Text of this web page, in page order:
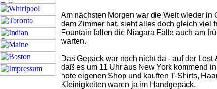
Am nächsten Morgen war die Welt wieder in
dem Zimmer hat, sieht alles doch gleich viel
Fountain fallen die Niagara Fälle auch am
warten.
Das Gepäck war noch nicht da - auf der
daß es um 11 Uhr aus New York kommend
hoteleigenen Shop und kauften T-Shirts,
Kleinigkeiten waren ja im Handgepäck.